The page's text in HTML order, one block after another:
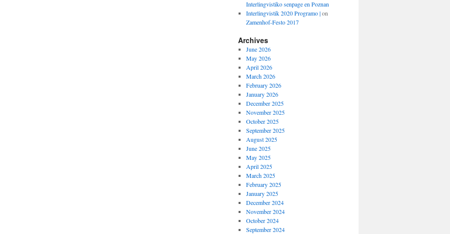
Interlingvistiko senpage en Poznan
Interlingvistik 2020 Programo |on
Zamenhof-Festo 2017
Archives
June 2026
May 2026
April 2026
March 2026
February 2026
January 2026
December 2025
November 2025
October 2025
September 2025
August 2025
June 2025
May 2025
April 2025
March 2025
February 2025
January 2025
December 2024
November 2024
October 2024
September 2024